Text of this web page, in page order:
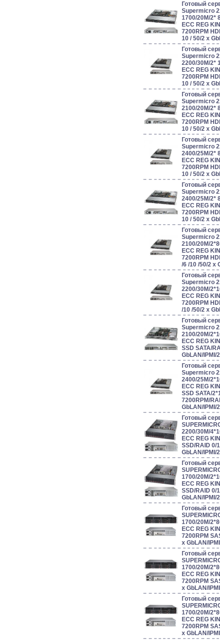
Готовый
Supermicro
1700/20M/2*
ECC REG
7200RPM
10 / 50/2 x
Готовый
Supermicro
2200/30M/2*
ECC REG
7200RPM
10 / 50/2 x
Готовый
Supermicro
2100/20M/2*
ECC REG
7200RPM
10 / 50/2 x
Готовый
Supermicro
2400/25M/2*
ECC REG
7200RPM
10 / 50/2 x
Готовый
Supermicro
2400/25M/2*
ECC REG
7200RPM
10 / 50/2 x
Готовый
Supermicro
2100/20M/
ECC REG
7200RPM
/6 /10 /50/2 x
Готовый
Supermicro
2200/30M/
ECC REG
7200RPM
/10 /50/2 x
Готовый
Supermicro
2100/20M/
ECC REG
SSD SATA/
GbLAN/IPMI/
Готовый
Supermicro
2400/25M/
ECC REG
SSD SATA/
7200RPM/
GbLAN/IPMI/
Готовый
2200/30M/
ECC REG
SSD/RAID 0/
GbLAN/IPMI/
Готовый
1700/20M/
ECC REG
SSD/RAID 0/
GbLAN/IPMI/
Готовый
1700/20M/
ECC REG
7200RPM
x GbLAN/
Готовый
1700/20M/
ECC REG
7200RPM
x GbLAN/
Готовый
1700/20M/
ECC REG
7200RPM
x GbLAN/